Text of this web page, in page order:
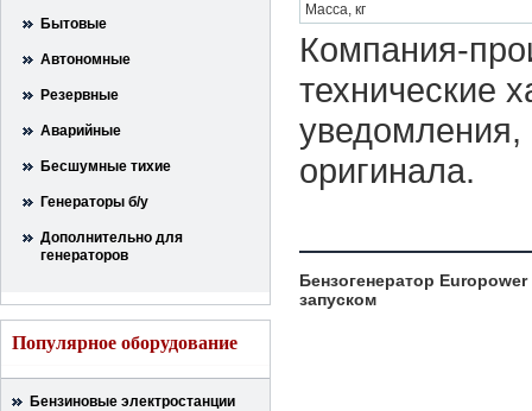
Бытовые
Автономные
Резервные
Аварийные
Бесшумные тихие
Генераторы б/у
Дополнительно для
генераторов
Популярное оборудование
Бензиновые электростанции
Масса, кг
Компания-
технические
уведомления,
оригинала.
Бензогенератор
запуском